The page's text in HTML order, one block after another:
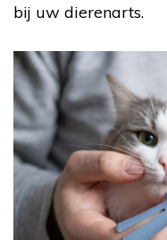
bij uw dierenarts.